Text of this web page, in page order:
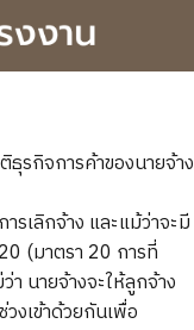
รกิจการค้าของนายจ้าง
เลิกจ้าง และแม้ว่าจะมี
(มาตรา 20 การที่
นายจ้างจะให้ลูกจ้าง
งเข้าด้วยกันเพื่อ